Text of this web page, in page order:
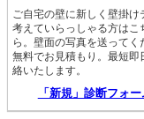
ご自宅の壁に新しく壁掛け
考えていらっしゃる方はこ
ら。壁面の写真を送ってく
無料でお見積もり。最短即
絡いたします。
「新規」診断フォ